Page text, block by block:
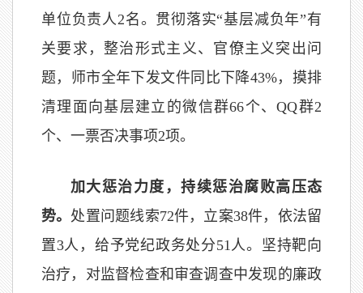
单位负责人2名。贯彻落实“基层减负年”有
关要求，整治形式主义、官僚主义突出问
题，师市全年下发文件同比下降43%，摸排
清理面向基层建立的微信群66个、QQ群2
个、一票否决事项2项。
加大惩治力度，持续惩治腐败高压态
势。 处置问题线索72件，立案38件，依法留
置3人，给予党纪政务处分51人。坚持靶向
治疗，对监督检查和审查调查中发现的廉政